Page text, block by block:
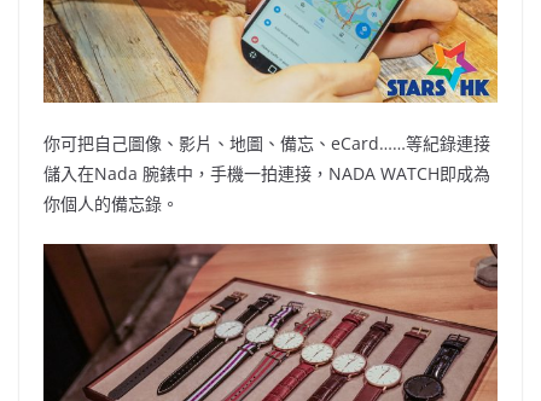
你可把自己圖像、影片、地圖、備忘、eCard……等紀錄連接
儲入在Nada 腕錶中，手機一拍連接，NADA WATCH即成為
你個人的備忘錄。